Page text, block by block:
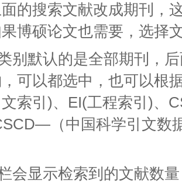
的搜索文献改成期刊，
博硕论文也需要，选择
别默认的是全部期刊，
可以都选中，也可以根
索引)、EI(工程索引)、
（中国科学引文数
会显示检索到的文献数